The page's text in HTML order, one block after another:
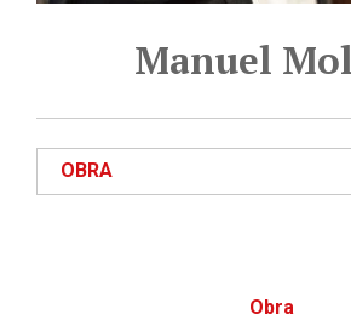
Manuel
OBRA
Obra